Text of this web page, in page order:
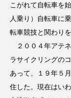
こがれて自転車を
人乗り）自転車に
転車競技と関わりを
２００４年アテ
ラサイクリングの
あって、１９年５
住した。現在はい